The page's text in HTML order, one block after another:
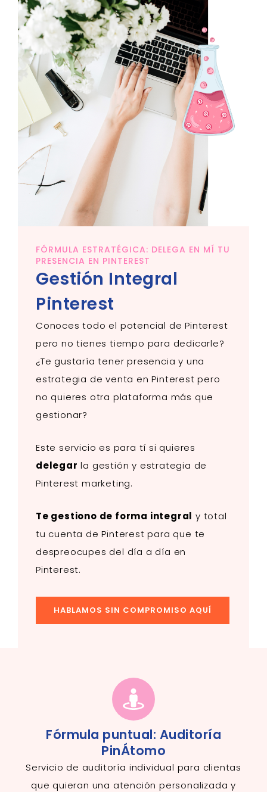
FÓRMULA ESTRATÉGICA: DELEGA EN MÍ TU
PRESENCIA EN PINTEREST
Gestión Integral
Pinterest
Conoces todo el potencial de Pinterest
pero no tienes tiempo para dedicarle?
¿Te gustaría tenerpresencia y una
estrategia de venta enPinterest pero
no quieres otra plataforma más que
gestionar?
Este servicio es para tí si quieres
delegar la gestión y estrategia de
Pinterest marketing.
Te gestiono de forma integral y total
tu cuenta de Pinterest para que te
despreocupes del día a día en
Pinterest.
HABLAMOS SIN COMPROMISO AQUÍ
Fórmula puntual: Auditoría
PinÁtomo
Servicio de auditoría individual para clientas
que quieran una atención personalizada y